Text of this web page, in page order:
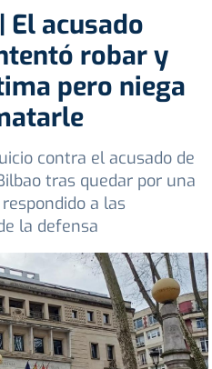
El acusado
robar y
pero niega
contra el acusado de
tras quedar por una
a las
la defensa